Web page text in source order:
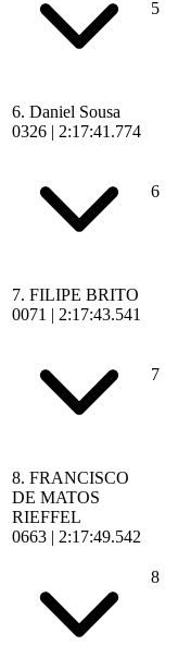
5
6. Daniel Sousa
0326 | 2:17:41.774
6
7. FILIPE BRITO
0071 | 2:17:43.541
7
8. FRANCISCO
DE MATOS
RIEFFEL
0663 | 2:17:49.542
8